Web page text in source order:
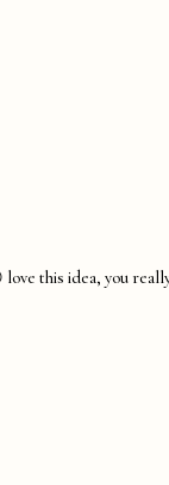
this idea, you